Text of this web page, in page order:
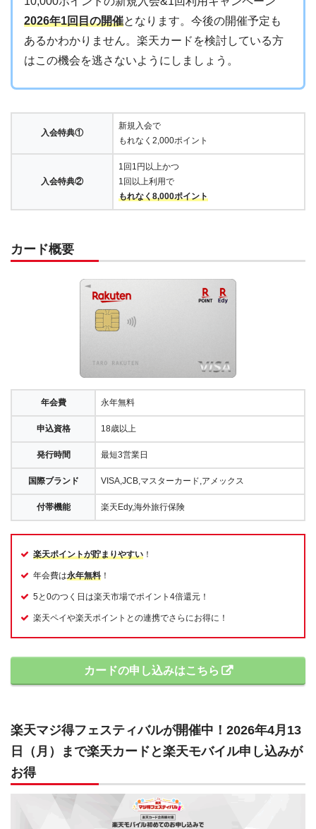
2026年1回目の開催となります。今後の開催予定も
あるかわかりません。楽天カードを検討している方
はこの機会を逃さないようにしましょう。
入会特典①
新規入会で
もれなく2,000ポイント
入会特典②
1回1円以上かつ
1回以上利用で
もれなく8,000ポイント
カード概要
年会費 永年無料
申込資格 18歳以上
発行時間 最短3営業日
国際ブランド VISA,JCB,マスターカード,アメックス
付帯機能 楽天Edy,海外旅行保険
楽天ポイントが貯まりやすい ！
年会費は永年無料 ！
5と0のつく日は楽天市場でポイント4倍還元！
楽天ペイや楽天ポイントとの連携でさらにお得に！
カードの申し込みはこちら
楽天マジ得フェスティバルが開催中！2026年4月13
日（月）まで楽天カードと楽天モバイル申し込みが
お得